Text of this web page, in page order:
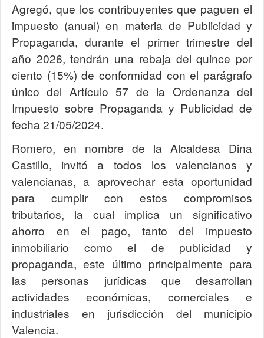
Agregó, que los contribuyentes que paguen el
impuesto (anual) en materia de Publicidad y
Propaganda, durante el primer trimestre del
año 2026, tendrán una rebaja del quince por
ciento (15%) de conformidad con el parágrafo
único del Artículo 57 de la Ordenanza del
Impuesto sobre Propaganda y Publicidad de
fecha 21/05/2024.
Romero, en nombre de la Alcaldesa Dina
Castillo, invitó a todos los valencianos y
valencianas, a aprovechar esta oportunidad
para cumplir con estos compromisos
tributarios, la cual implica un significativo
ahorro en el pago, tanto del impuesto
inmobiliario como el de publicidad y
propaganda, este último principalmente para
las personas jurídicas que desarrollan
actividades económicas, comerciales e
industriales en jurisdicción del municipio
Valencia.